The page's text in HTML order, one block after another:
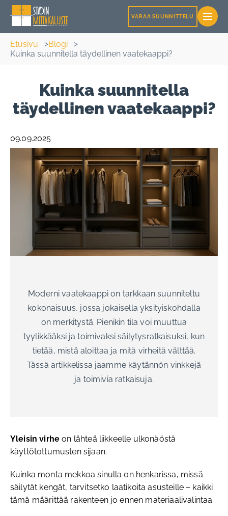
VARAA SUUNNITTELU
Etusivu
Blogi
Kuinka suunnitella täydellinen vaatekaappi?
Kuinka suunnitella
täydellinen vaatekaappi?
09.09.2025
Moderni vaatekaappi on tarkkaan suunniteltu
kokonaisuus, jossa jokaisella yksityiskohdalla
on merkitystä. Pienikin tila voi muuttua
tyylikkääksi ja toimivaksi säilytysratkaisuksi, kun
tietää, mistä aloittaa ja mitä virheitä välttää.
Tässä artikkelissa jaamme käytännön vinkkejä
ja toimivia ratkaisuja.
Yleisin virhe on lähteä liikkeelle ulkonäöstä
käyttötottumusten sijaan.
Kuinka monta mekkoa sinulla on henkarissa, missä
säilytät kengät, tarvitsetko laatikoita asusteille – kaikki
tämä määrittää rakenteen jo ennen materiaalivalintaa.